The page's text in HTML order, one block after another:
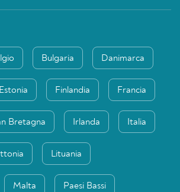
Bulgaria Danimarca
Estonia Finlandia Francia
Bretagna Irlanda Italia
Lituania
Malta Paesi Bassi